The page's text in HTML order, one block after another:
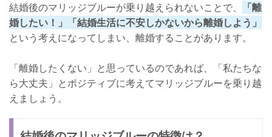
結婚後のマリッジブルーが乗り越えられないことで、
「離
婚したい！」「結婚生活に不安しかないから離婚しよう」
という考えになってしまい、離婚することがあります。
「離婚したくない」と思っているのであれば、「私たちな
ら大丈夫」とポジティブに考えてマリッジブルーを乗り越
えましょう。